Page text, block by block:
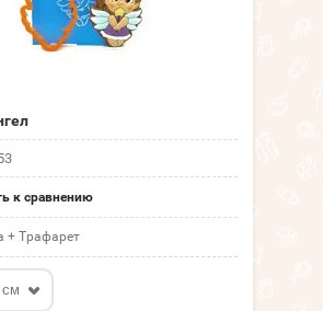
к сравнению
+ Трафарет
см